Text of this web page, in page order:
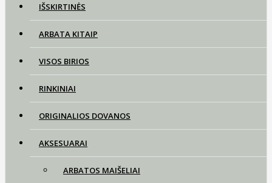
IŠSKIRTINĖS
ARBATA KITAIP
VISOS BIRIOS
RINKINIAI
ORIGINALIOS DOVANOS
AKSESUARAI
ARBATOS MAIŠELIAI